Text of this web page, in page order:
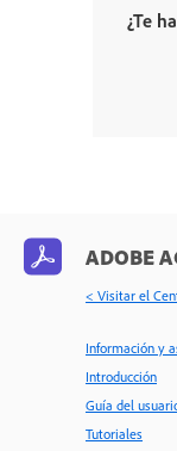
¿Te
ADOBE
< Visitar el
Información y
Introducción
Guía del
Tutoriales